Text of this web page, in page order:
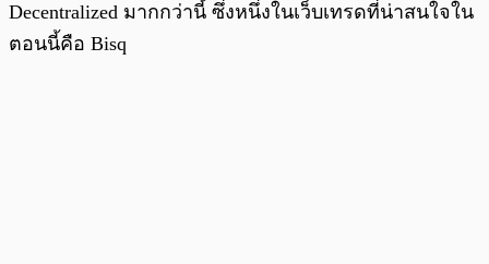
Decentralized มากกว่านี้ ซึ่งหนึ่งในเว็บเทรดที่น่าสนใจใน
ตอนนี้คือ Bisq